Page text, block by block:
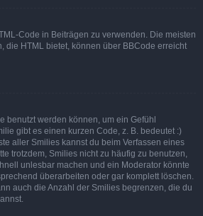
Code in Beiträgen zu verwenden. Die meisten
die HTML bietet, können über BBCode erreicht
benutzt werden können, um ein Gefühl
gibt es einen kurzen Code, z. B. bedeutet :)
aller Smilies kannst du beim Verfassen eines
trotzdem, Smilies nicht zu häufig zu benutzen,
unlesbar machen und ein Moderator könnte
überarbeiten oder gar komplett löschen.
auch die Anzahl der Smilies begrenzen, die du